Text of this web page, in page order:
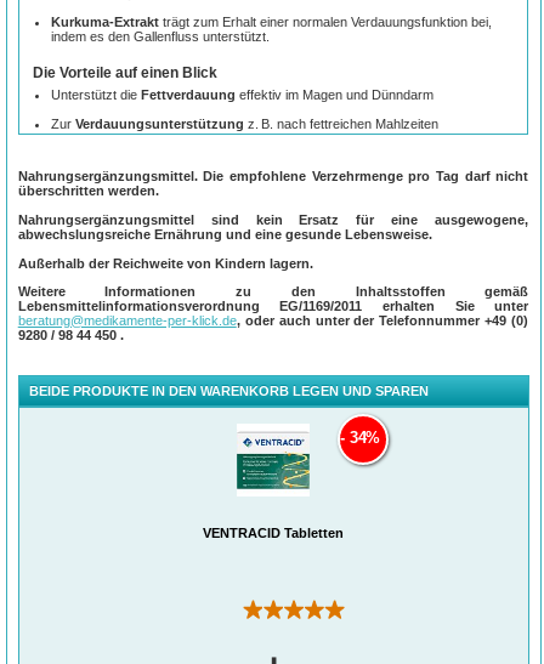
Kurkuma-Extrakt trägt zum Erhalt einer normalen Verdauungsfunktion bei,
indem es den Gallenfluss unterstützt.
Die Vorteile auf einen Blick
Unterstützt dieFettverdauung effektiv im Magen und Dünndarm
ZurVerdauungsunterstützung z. B. nach fettreichen Mahlzeiten
(Familienfeiern oder Wochenendessen)
Made in Germany – geprüfte Qualität
Verzehrempfehlung
mit etwas Flüssigkeit einnehmen.
Nahrungsergänzungsmittel. Die empfohlene Verzehrmenge pro Tag darf nicht
überschritten werden.
Nahrungsergänzungsmittel sind kein Ersatz für eine ausgewogene,
abwechslungsreiche Ernährung und eine gesunde Lebensweise.
Außerhalb der Reichweite von Kindern lagern.
Weitere Informationen zu den Inhaltsstoffen gemäß
Lebensmittelinformationsverordnung EG/1169/2011 erhalten Sie unter
beratung@medikamente-per-klick.de, oder auch unter der Telefonnummer+49 (0)
9280 / 98 44 450 .
BEIDE PRODUKTE IN DEN WARENKORB LEGEN UND SPAREN
VENTRACID Tabletten
(1)
34%